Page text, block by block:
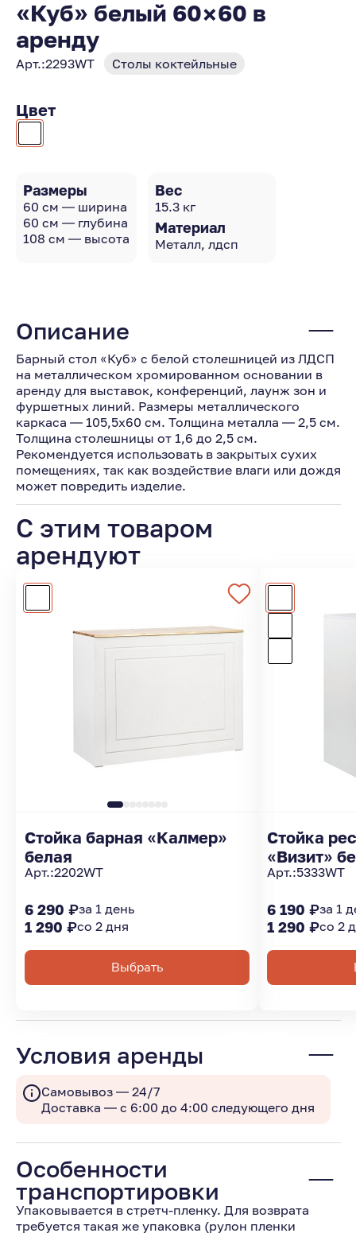
«Куб» белый 60×60 в
аренду
Арт.:2293WT Столы коктейльные
Цвет
Размеры
60 см — ширина
60 см — глубина
108 см — высота
Вес
15.3 кг
Материал
Металл, лдсп
Описание
Барный стол «Куб» с белой столешницей из ЛДСП
на металлическом хромированном основании в
аренду для выставок, конференций, лаунж зон и
фуршетных линий. Размеры металлического
каркаса — 105,5х60 см. Толщина металла — 2,5 см.
Толщина столешницы от 1,6 до 2,5 см.
Рекомендуется использовать в закрытых сухих
помещениях, так как воздействие влаги или дождя
может повредить изделие.
С этим товаром
арендуют
Стойка барная «Калмер»
белая
Арт.:2202WT
6 290 ₽за 1 день
1 290 ₽со 2 дня
Выбрать
Стойка
«Визит»
Арт.:5333WT
6 190 ₽за 1
1 290 ₽со 2
Условия аренды
Самовывоз — 24/7
Доставка — с 6:00 до 4:00 следующего дня
Особенности
транспортировки
Упаковывается в стретч-пленку. Для возврата
требуется такая же упаковка (рулон пленки